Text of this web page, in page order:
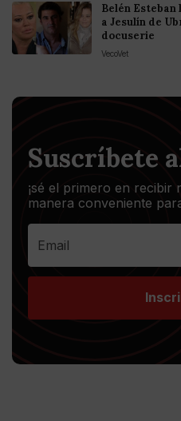
Belén
a Jesulín de
docuserie
VecoVet
Suscríbete
¡sé el primero en recibir
manera conveniente